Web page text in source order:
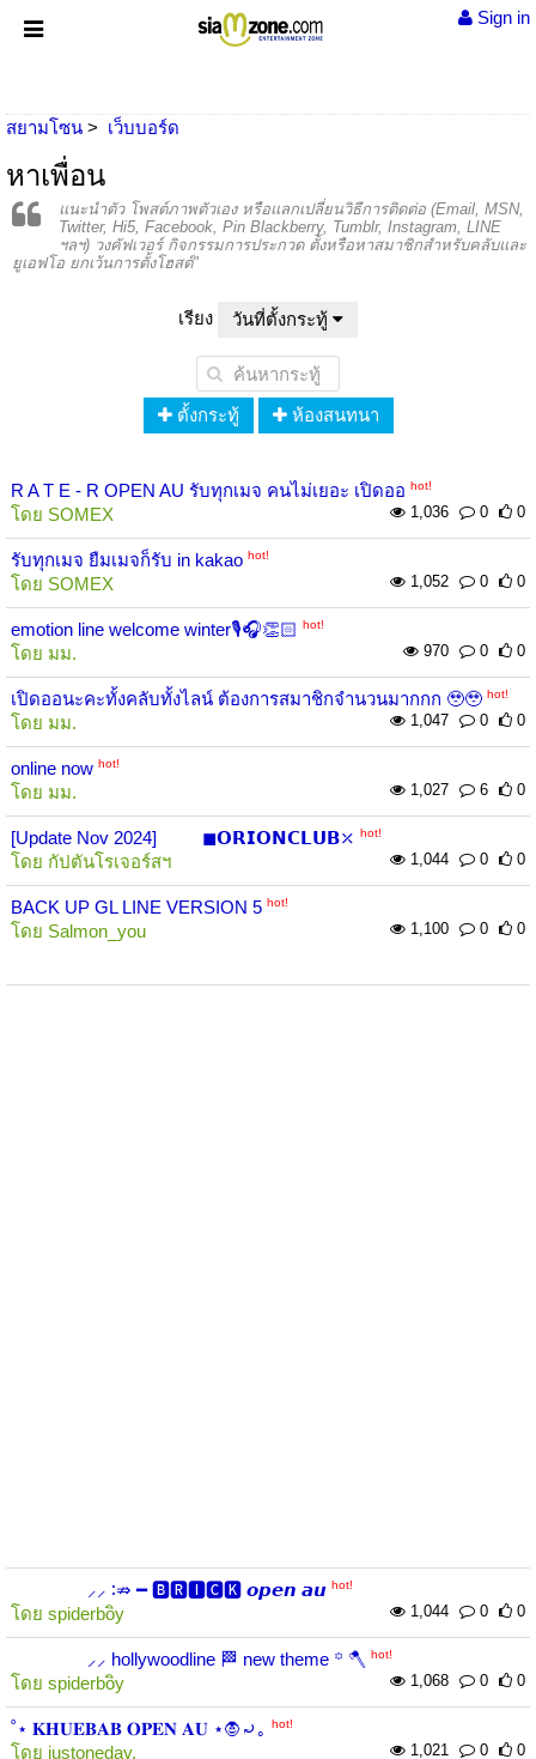
Sign in
สยามโซน เว็บบอร์ด
หาเพื่อน
แนะนำตัว โพสต์ภาพตัวเอง หรือแลกเปลี่ยนวิธีการติดต่อ (Email, MSN,
Twitter, Hi5, Facebook, Pin Blackberry, Tumblr, Instagram, LINE
ฯลฯ) วงคัฟเวอร์ กิจกรรมการประกวด ตั้งหรือหาสมาชิกสำหรับคลับและ
ยูเอฟโอ ยกเว้นการตั้งโฮสต์"
เรียง วันที่ตั้งกระทู้
ตั้งกระทู้ ห้องสนทนา
R A T E - R OPEN AU รับทุกเมจ คนไม่เยอะ เปิดออ hot!
โดย SOMEX 1,036 0 0
รับทุกเมจ ยืมเมจก็รับ in kakao hot!
โดย SOMEX 1,052 0 0
emotion line welcome winter🎙️🎧👏🏻 hot!
โดย มม. 970 0 0
เปิดออนะคะทั้งคลับทั้งไลน์ ต้องการสมาชิกจำนวนมากกก 🥹🥹 hot!
โดย มม. 1,047 0 0
online now hot!
โดย มม. 1,027 6 0
[Update Nov 2024] ◼𝗢𝗥𝗜𝗢𝗡𝗖𝗟𝗨𝗕⤫ hot!
โดย กัปตันโรเจอร์สฯ 1,044 0 0
BACK UP GL LINE VERSION 5 hot!
โดย Salmon_you 1,100 0 0
⸝⸝ ∶⇏ ━ 🅱🆁🅸🅲🅺 𝙤𝙥𝙚𝙣 𝙖𝙪 hot!
โดย spiderboิy 1,044 0 0
⸝⸝ hollywoodline 🏁 new theme ꙳ 🪓 hot!
โดย spiderboิy 1,068 0 0
˚⋆ 𝐊𝐇𝐔𝐄𝐁𝐀𝐁 𝐎𝐏𝐄𝐍 𝐀𝐔 ⋆🧛⤾｡ hot!
โดย justoneday. 1,021 0 0